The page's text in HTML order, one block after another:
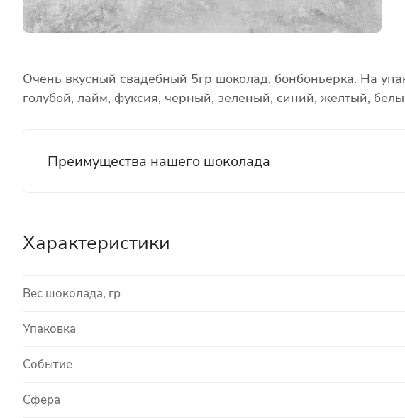
Очень вкусный свадебный 5гр шоколад, бонбоньерка. На
голубой, лайм, фуксия, черный, зеленый, синий, желтый,
Преимущества нашего шоколада
Характеристики
Вес шоколада, гр
Упаковка
Событие
Сфера